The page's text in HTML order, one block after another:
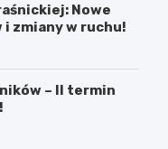
Nowe
zmiany w ruchu!
– II termin